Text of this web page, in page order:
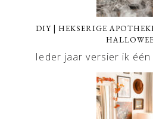
DIY | HEKSERIGE
Ieder jaar versier ik